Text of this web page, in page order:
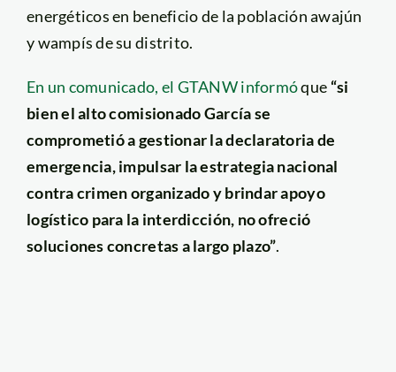
energéticos en beneficio de la población awajún
y wampís de su distrito.
En un comunicado, el GTANW informóque “si
bien el alto comisionado García se
comprometió a gestionar la declaratoria de
emergencia, impulsar la estrategia nacional
contra crimen organizado y brindar apoyo
logístico para la interdicción, no ofreció
soluciones concretas a largo plazo”.